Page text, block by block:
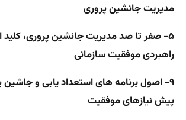
مدیریت جانشین پروری
۵- صفر تا صد مدیریت جانشین پروری، کلید
راهبردی موفقیت سازمانی
۹- اصول برنامه های استعداد یابی و جاشین پروری و
پیش نیازهای موفقیت